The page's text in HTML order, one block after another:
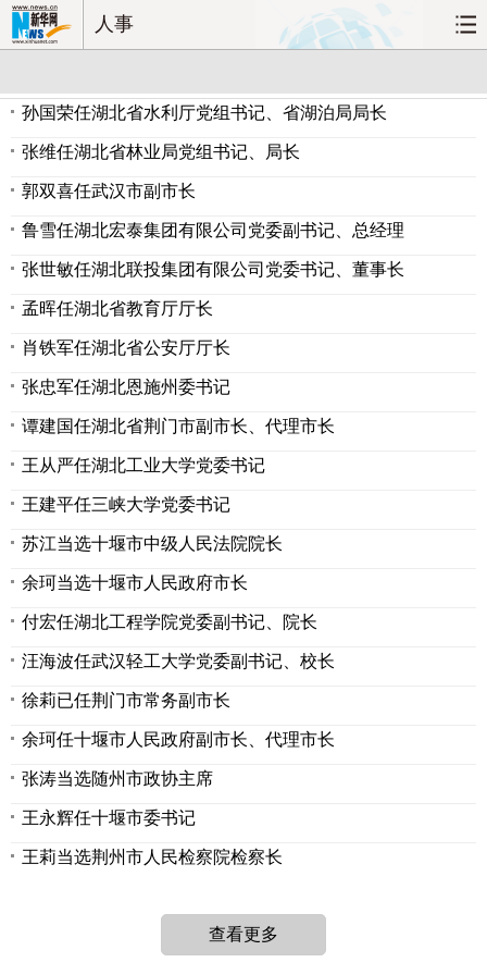
人事
孙国荣任湖北省水利厅党组书记、省湖泊局局长
张维任湖北省林业局党组书记、局长
郭双喜任武汉市副市长
鲁雪任湖北宏泰集团有限公司党委副书记、总经理
张世敏任湖北联投集团有限公司党委书记、董事长
孟晖任湖北省教育厅厅长
肖铁军任湖北省公安厅厅长
张忠军任湖北恩施州委书记
谭建国任湖北省荆门市副市长、代理市长
王从严任湖北工业大学党委书记
王建平任三峡大学党委书记
苏江当选十堰市中级人民法院院长
余珂当选十堰市人民政府市长
付宏任湖北工程学院党委副书记、院长
汪海波任武汉轻工大学党委副书记、校长
徐莉已任荆门市常务副市长
余珂任十堰市人民政府副市长、代理市长
张涛当选随州市政协主席
王永辉任十堰市委书记
王莉当选荆州市人民检察院检察长
查看更多